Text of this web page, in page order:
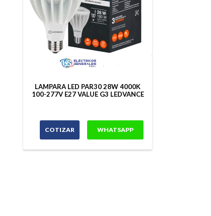
LAMPARA LED PAR30 28W 4000K
100-277V E27 VALUE G3 LEDVANCE
COTIZAR WHATSAPP